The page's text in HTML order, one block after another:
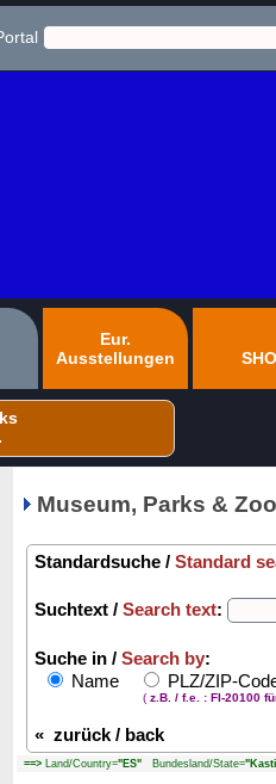
Eur.
Ausstellungen
Museum, Parks &
Standardsuche / Standard
Suchtext / Search text:
Suche in / Search by:
Name
PLZ/ZIP-
( z.B. / f.e. : FI-20100
« zurück / back
==> Land/Country="ES" Bundesland/State=